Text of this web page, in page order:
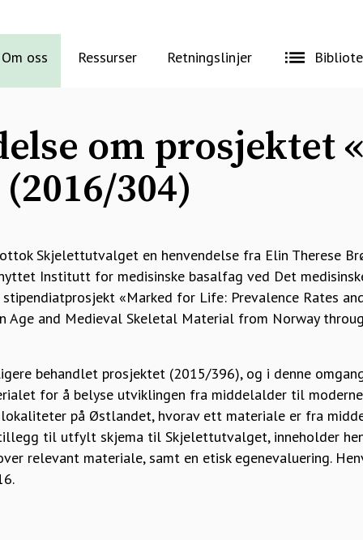
Om oss Ressurser Retningslinjer
om prosjektet
304)
Skjelettutvalget en henvendelse fra Elin Therese
Institutt for medisinske basalfag ved Det
stipendiatprosjekt «Marked for Life: Prevalence Rates
Age and Medieval Skeletal Material from Norway
behandlet prosjektet (2015/396), og i denne
for å belyse utviklingen fra middelalder til
på Østlandet, hvorav ett materiale er fra
til utfylt skjema til Skjelettutvalget, inneholder
relevant materiale, samt en etisk egenevaluering.